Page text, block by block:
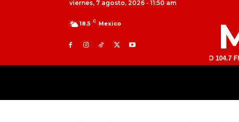
viernes, 7 agosto, 2026 - 11:50 am
18.5 C Mexico
TOLUCA 98.9 FM | ATLACOMULCO 104.7 FM |